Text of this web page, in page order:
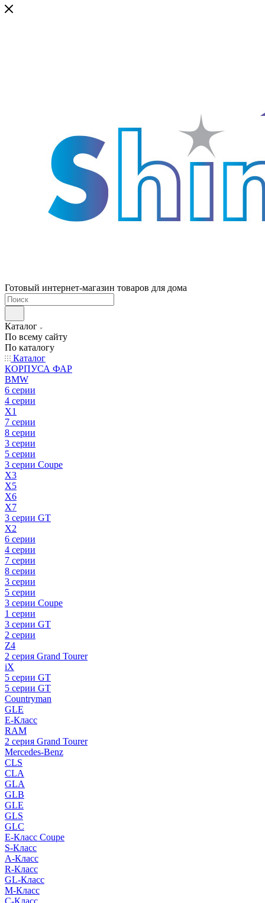
Готовый интернет-магазин товаров для дома
Каталог
По всему сайту
По каталогу
Каталог
КОРПУСА ФАР
BMW
6 серии
4 серии
X1
7 серии
8 серии
3 серии
5 серии
3 серии Coupe
X3
X5
X6
X7
3 серии GT
X2
6 серии
4 серии
7 серии
8 серии
3 серии
5 серии
3 серии Coupe
1 серии
3 серии GT
2 серии
Z4
2 серия Grand Tourer
iX
5 серии GT
5 серии GT
Countryman
GLE
E-Класс
RAM
2 серия Grand Tourer
Mercedes-Benz
CLS
CLA
GLA
GLB
GLE
GLS
GLC
E-Класс Coupe
S-Класс
A-Класс
R-Класс
GL-Класс
M-Класс
C-Класс